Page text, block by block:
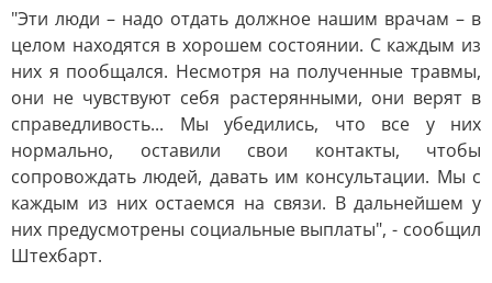
"Эти люди – надо отдать должное нашим врачам – в
целом находятся в хорошем состоянии. С каждым из
них я пообщался. Несмотря на полученные травмы,
они не чувствуют себя растерянными, они верят в
справедливость... Мы убедились, что все у них
нормально, оставили свои контакты, чтобы
сопровождать людей, давать им консультации. Мы с
каждым из них остаемся на связи. В дальнейшем у
них предусмотрены социальные выплаты", - сообщил
Штехбарт.